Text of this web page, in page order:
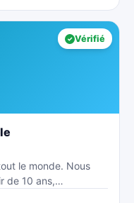
Vérifié
le monde. Nous
de 10 ans,…